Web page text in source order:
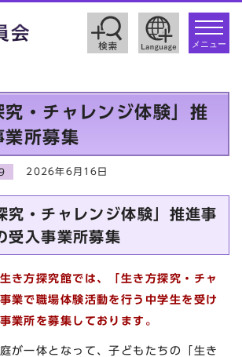
toggle
メニュー
究・チャレンジ体験」推
所募集
2026年6月16日
究・チャレンジ体験」推進事
入事業所募集
き方探究館では、「生き方探究・チャ
業で職場体験活動を行う中学生を受け
業所を募集しております。
が一体となって、子どもたちの「生き